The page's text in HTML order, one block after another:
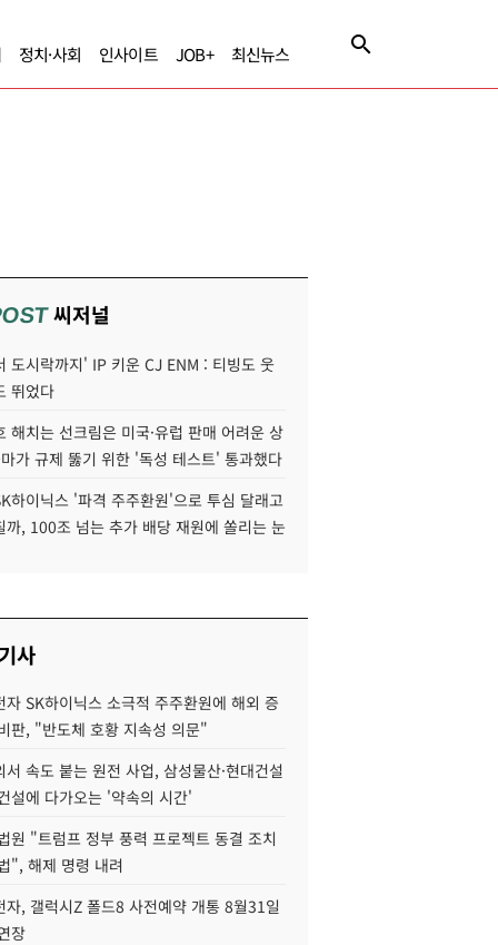
정치·사회 인사이트 JOB+ 최신뉴스
씨저널
도시락까지' IP 키운 CJ ENM : 티빙도 웃
뛰었다
해치는 선크림은 미국·유럽 판매 어려운 상
가 규제 뚫기 위한 '독성 테스트' 통과했다
하이닉스 '파격 주주환원'으로 투심 달래고
까, 100조 넘는 추가 배당 재원에 쏠리는 눈
사
자 SK하이닉스 소극적 주주환원에 해외 증
판, "반도체 호황 지속성 의문"
서 속도 붙는 원전 사업, 삼성물산·현대건설
설에 다가오는 '약속의 시간'
원 "트럼프 정부 풍력 프로젝트 동결 조치
", 해제 명령 내려
자, 갤럭시Z 폴드8 사전예약 개통 8월31일
장